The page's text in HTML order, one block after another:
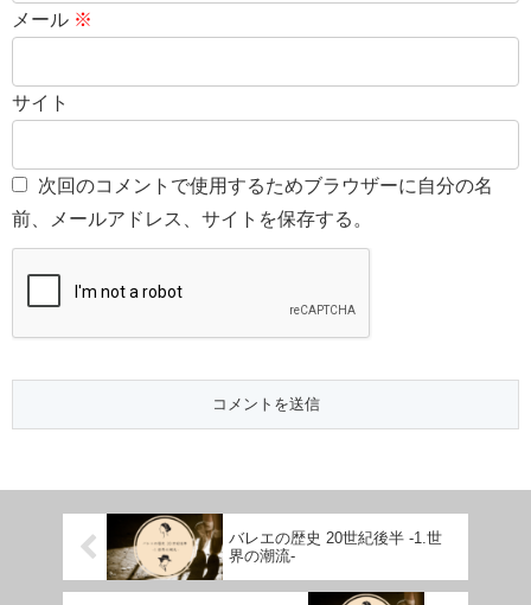
メール ※
サイト
次回のコメントで使用するためブラウザーに自分の名
前、メールアドレス、サイトを保存する。
バレエの歴史 20世紀後半 -1.世
界の潮流-